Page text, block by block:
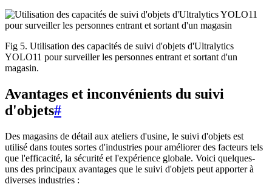
Fig 5. Utilisation des capacités de suivi d'objets d'Ultralytics
YOLO11 pour surveiller les personnes entrant et sortant d'un
magasin.
Avantages et inconvénients du suivi
d'objets#
Des magasins de détail aux ateliers d'usine, le suivi d'objets est
utilisé dans toutes sortes d'industries pour améliorer des facteurs tels
que l'efficacité, la sécurité et l'expérience globale. Voici quelques-
uns des principaux avantages que le suivi d'objets peut apporter à
diverses industries :